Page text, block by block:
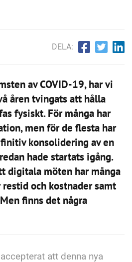
DELA:
av COVID-19, har vi
åren tvingats att hålla
fysiskt. För många har
men för de flesta har
konsolidering av en
hade startats igång.
digitala möten har många
och kostnader samt
finns det några
att denna nya